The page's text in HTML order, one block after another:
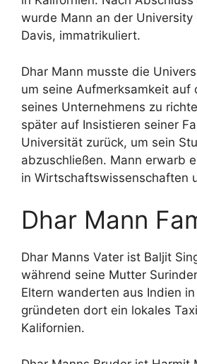
wurde Mann an der University
Davis, immatrikuliert.
Dhar Mann musste die
um seine Aufmerksamkeit auf
seines Unternehmens zu
später auf Insistieren seiner
Universität zurück, um sein
abzuschließen. Mann erwarb
in Wirtschaftswissenschaften
Dhar Mann
Dhar Manns Vater ist Baljit
während seine Mutter
Eltern wanderten aus Indien
gründeten dort ein lokales
Kalifornien.